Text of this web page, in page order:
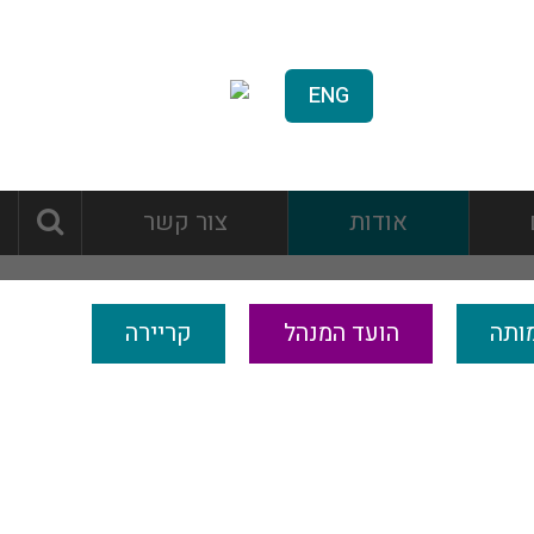
ENG
אודות צור קשר
הועד המנהל קריירה